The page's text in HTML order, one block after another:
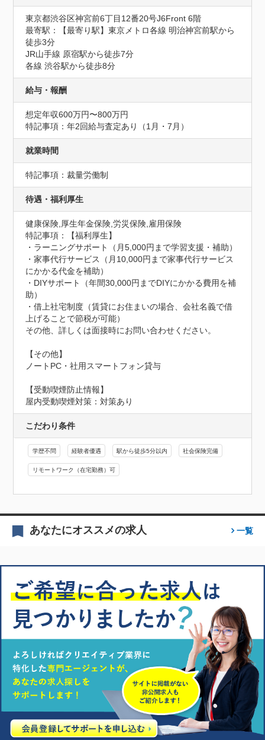
東京都渋谷区神宮前6丁目12番20号J6Front 6階
最寄駅：【最寄り駅】東京メトロ各線 明治神宮前駅から
徒歩3分
JR山手線 原宿駅から徒歩7分
各線 渋谷駅から徒歩8分
給与・報酬
想定年収600万円〜800万円
特記事項：年2回給与査定あり（1月・7月）
就業時間
特記事項：裁量労働制
待遇・福利厚生
健康保険,厚生年金保険,労災保険,雇用保険
特記事項：【福利厚生】
・ラーニングサポート（月5,000円まで学習支援・補助）
・家事代行サービス（月10,000円まで家事代行サービス
にかかる代金を補助）
・DIYサポート（年間30,000円までDIYにかかる費用を補
助）
・借上社宅制度（賃貸にお住まいの場合、会社名義で借
上げることで節税が可能）
その他、詳しくは面接時にお問い合わせください。
【その他】
ノートPC・社用スマートフォン貸与
【受動喫煙防止情報】
屋内受動喫煙対策：対策あり
こだわり条件
学歴不問 経験者優遇 駅から徒歩5分以内 社会保険完備
リモートワーク（在宅勤務）可
あなたにオススメの求人 一覧